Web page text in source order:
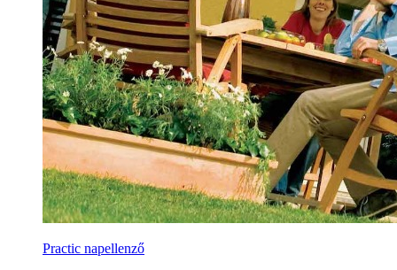
Practic napellenző